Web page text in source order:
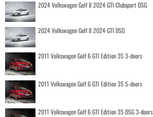
2024 Volkswagen Golf 8 2024 GTI Clubsport DSG
2024 Volkswagen Golf 8 2024 GTI DSG
2011 Volkswagen Golf 6 GTI Edition 35 3-doors
2011 Volkswagen Golf 6 GTI Edition 35 5-doors
2011 Volkswagen Golf 6 GTI Edition 35 DSG 3-doors